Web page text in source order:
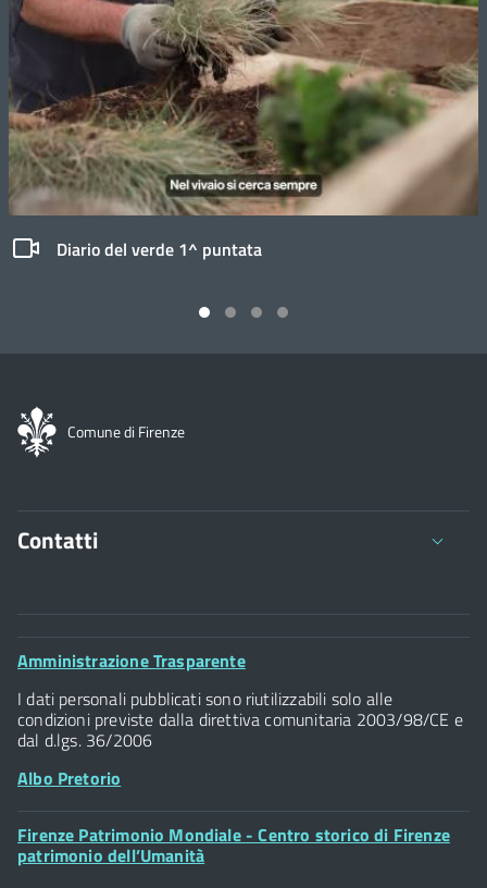
Diario del verde 1^ puntata
Comune di Firenze
Contatti
Comune di Firenze
Palazzo Vecchio
Piazza della Signoria - 50122, Firenze
P.IVA 01307110484
Posta Elettronica Certificata
Footer
Amministrazione Trasparente
I dati personali pubblicati sono riutilizzabili solo alle
condizioni previste dalla direttiva comunitaria 2003/98/CE e
dal d.lgs. 36/2006
Albo Pretorio
Footer
Widget
Firenze Patrimonio Mondiale - Centro storico di Firenze
patrimonio dell’Umanità